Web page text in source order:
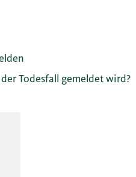
Todesfall gemeldet wird?